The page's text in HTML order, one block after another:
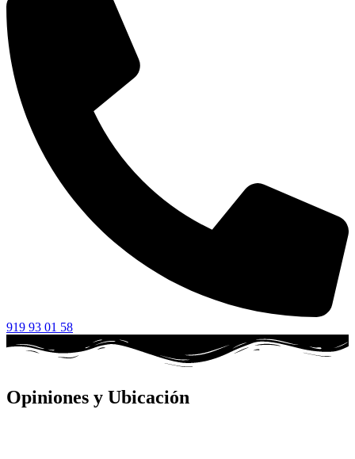
919 93 01 58
Opiniones y Ubicación